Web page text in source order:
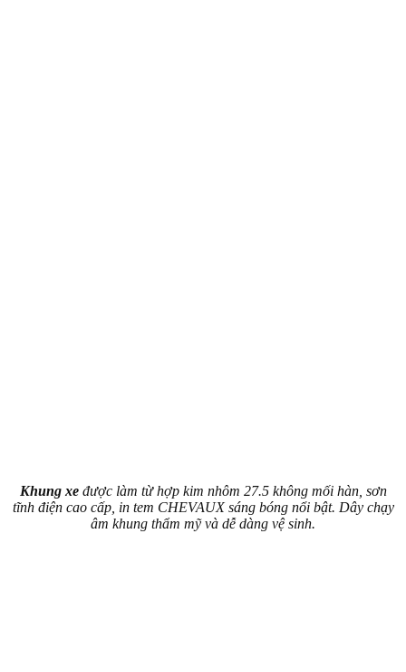
Khung xeđược làm từ hợp kim nhôm 27.5 không mối hàn, sơn
tĩnh điện cao cấp, in tem CHEVAUX sáng bóng nổi bật. Dây chạy
âm khung thẩm mỹ và dễ dàng vệ sinh.